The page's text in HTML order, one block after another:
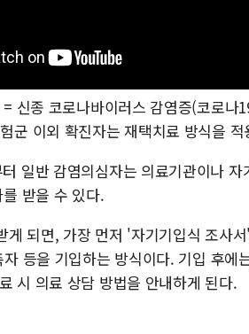
신종 코로나바이러스 감염증(코로나
군 이외 확진자는 재택치료 방식을
일반 감염의심자는 의료기관이나
받을 수 있다.
게 되면, 가장 먼저 '자기기입식 조사
등을 기입하는 방식이다. 기입 후에
시 의료 상담 방법을 안내하게 된다.